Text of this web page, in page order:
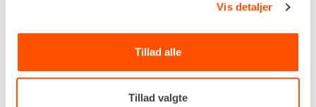
Vis detaljer
Tillad alle
Tillad valgte